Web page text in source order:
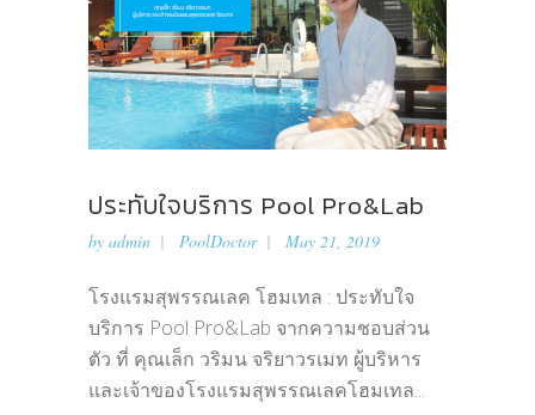
ประทับใจบริการ Pool Pro&Lab
by admin PoolDoctor May 21, 2019
โรงแรมสุพรรณเลค โฮมเทล : ประทับใจ
บริการ Pool Pro&Lab จากความชอบส่วน
ตัว ที่ คุณเล็ก วริมน จริยาวรเมท ผู้บริหาร
และเจ้าของโรงแรมสุพรรณเลคโฮมเทล...